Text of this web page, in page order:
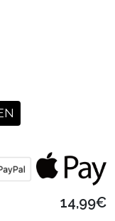
14,99€